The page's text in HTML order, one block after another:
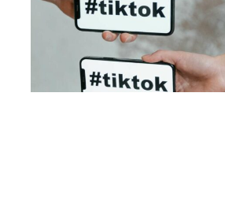
Migliori impostazioni
per la privacy di
TikTok nel 2024